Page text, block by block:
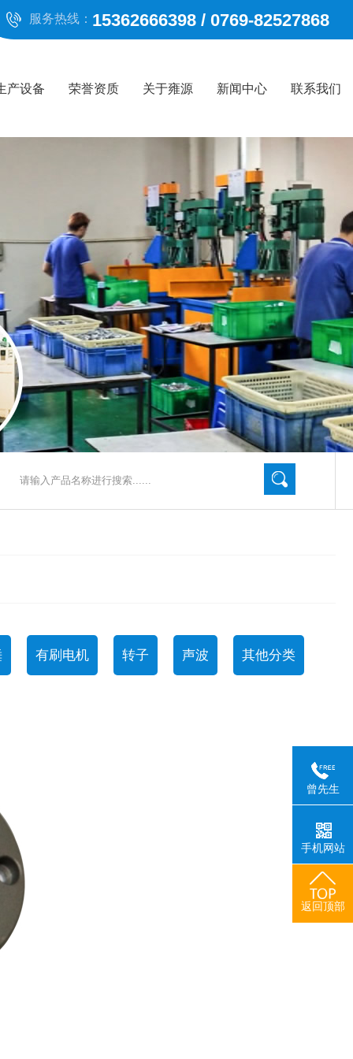
服务热线： 15362666398 / 0769-82527868
产设备 荣誉资质 关于雍源 新闻中心 联系我们
有刷电机 转子 声波 其他分类
曾先生
手机网站
返回顶部